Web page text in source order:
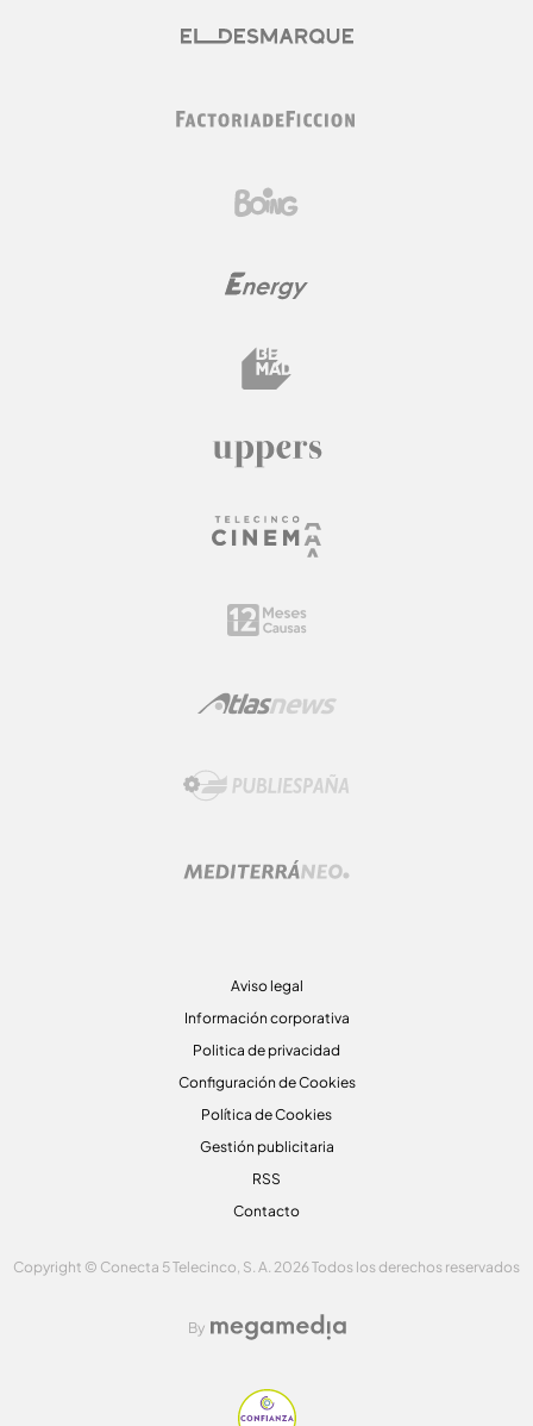
Aviso legal
Información corporativa
Politica de privacidad
Configuración de Cookies
Política de Cookies
Gestión publicitaria
RSS
Contacto
Copyright © Conecta 5 Telecinco, S. A. 2026 Todos los derechos reservados
By